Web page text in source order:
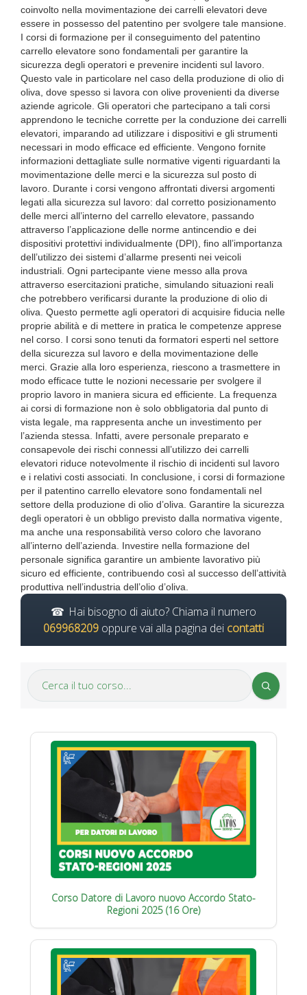
coinvolto nella movimentazione dei carrelli elevatori deve
essere in possesso del patentino per svolgere tale mansione.
I corsi di formazione per il conseguimento del patentino
carrello elevatore sono fondamentali per garantire la
sicurezza degli operatori e prevenire incidenti sul lavoro.
Questo vale in particolare nel caso della produzione di olio di
oliva, dove spesso si lavora con olive provenienti da diverse
aziende agricole. Gli operatori che partecipano a tali corsi
apprendono le tecniche corrette per la conduzione dei carrelli
elevatori, imparando ad utilizzare i dispositivi e gli strumenti
necessari in modo efficace ed efficiente. Vengono fornite
informazioni dettagliate sulle normative vigenti riguardanti la
movimentazione delle merci e la sicurezza sul posto di
lavoro. Durante i corsi vengono affrontati diversi argomenti
legati alla sicurezza sul lavoro: dal corretto posizionamento
delle merci all’interno del carrello elevatore, passando
attraverso l’applicazione delle norme antincendio e dei
dispositivi protettivi individualmente (DPI), fino all’importanza
dell’utilizzo dei sistemi d’allarme presenti nei veicoli
industriali. Ogni partecipante viene messo alla prova
attraverso esercitazioni pratiche, simulando situazioni reali
che potrebbero verificarsi durante la produzione di olio di
oliva. Questo permette agli operatori di acquisire fiducia nelle
proprie abilità e di mettere in pratica le competenze apprese
nel corso. I corsi sono tenuti da formatori esperti nel settore
della sicurezza sul lavoro e della movimentazione delle
merci. Grazie alla loro esperienza, riescono a trasmettere in
modo efficace tutte le nozioni necessarie per svolgere il
proprio lavoro in maniera sicura ed efficiente. La frequenza
ai corsi di formazione non è solo obbligatoria dal punto di
vista legale, ma rappresenta anche un investimento per
l’azienda stessa. Infatti, avere personale preparato e
consapevole dei rischi connessi all’utilizzo dei carrelli
elevatori riduce notevolmente il rischio di incidenti sul lavoro
e i relativi costi associati. In conclusione, i corsi di formazione
per il patentino carrello elevatore sono fondamentali nel
settore della produzione di olio d’oliva. Garantire la sicurezza
degli operatori è un obbligo previsto dalla normativa vigente,
ma anche una responsabilità verso coloro che lavorano
all’interno dell’azienda. Investire nella formazione del
personale significa garantire un ambiente lavorativo più
sicuro ed efficiente, contribuendo così al successo dell’attività
produttiva nell’industria dell’olio d’oliva.
Hai bisogno di aiuto? Chiama il numero
069968209 oppure vai alla pagina dei contatti
Corso Datore di Lavoro nuovo Accordo Stato-
Regioni 2025 (16 Ore)